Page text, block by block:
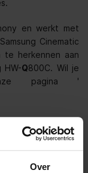
Over
en werkt met
Cinematic
te herkennen aan
HW-Q800C. Wil je
pagina '
met elke
beter tot hun